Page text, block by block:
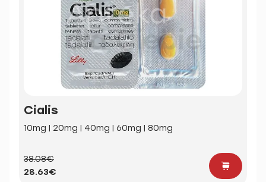
Cialis
10mg | 20mg | 40mg | 60mg | 80mg
38.08€
28.63€